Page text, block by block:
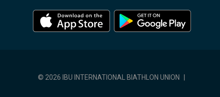
© 2026 IBU INTERNATIONAL BIATHLON UNION